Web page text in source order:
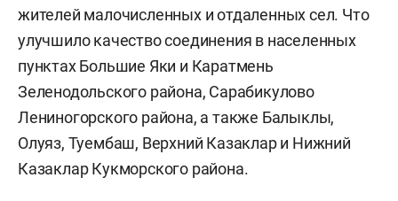
жителей малочисленных и отдаленных сел. Что
улучшило качество соединения в населенных
пунктах Большие Яки и Каратмень
Зеленодольского района, Сарабикулово
Лениногорского района, а также Балыклы,
Олуяз, Туембаш, Верхний Казаклар и Нижний
Казаклар Кукморского района.